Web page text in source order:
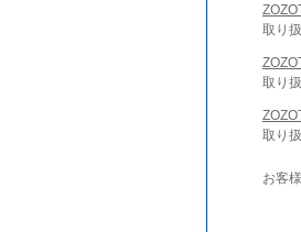
取り
取り
取り
お客